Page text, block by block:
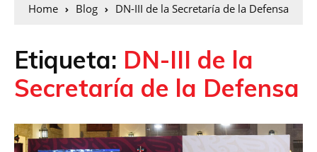
Home Blog DN-III de la Secretaría de la Defensa
Etiqueta: DN-III de la
Secretaría de la Defensa